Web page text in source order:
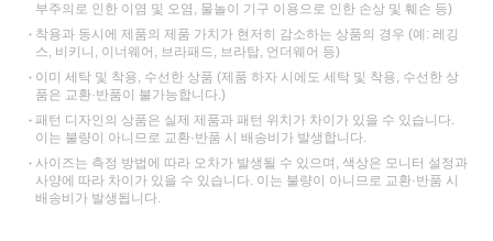
부주의로 인한 이염 및 오염, 물놀이 기구 이용으로 인한 손상 및 훼손 등)
착용과 동시에 제품의 제품 가치가 현저히 감소하는 상품의 경우 (예: 레깅
스, 비키니, 이너웨어, 브라패드, 브라탑, 언더웨어 등)
이미 세탁 및 착용, 수선한 상품 (제품 하자 시에도 세탁 및 착용, 수선한 상
품은 교환·반품이 불가능합니다.)
패턴 디자인의 상품은 실제 제품과 패턴 위치가 차이가 있을 수 있습니다.
이는 불량이 아니므로 교환·반품 시 배송비가 발생합니다.
사이즈는 측정 방법에 따라 오차가 발생될 수 있으며, 색상은 모니터 설정과
사양에 따라 차이가 있을 수 있습니다. 이는 불량이 아니므로 교환·반품 시
배송비가 발생됩니다.